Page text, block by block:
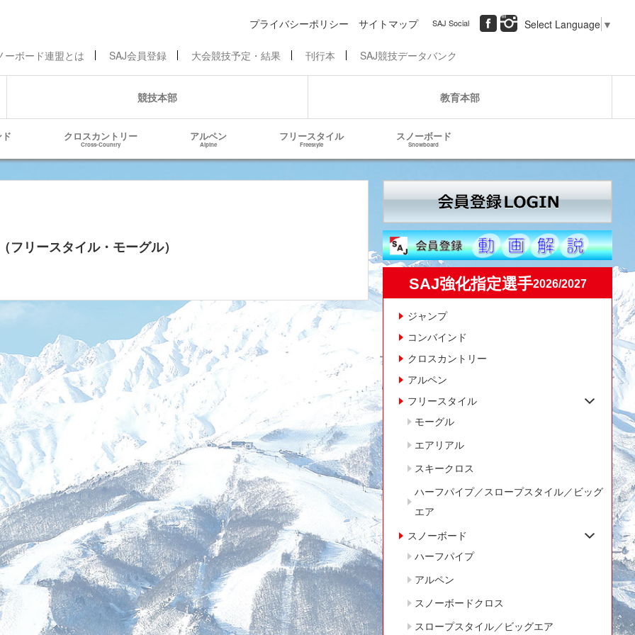
プライバシーポリシー サイトマップ SAJ Social Select Language ▼
ーボード連盟とは SAJ会員登録 大会競技予定・結果 刊行本 SAJ競技データバンク
競技本部 教育本部
クロスカントリー
Cross-Country
アルペン
Alpine
フリースタイル
Freestyle
スノーボード
Snowboard
フリースタイル・モーグル）
SAJ強化指定選手2026/2027
ジャンプ
コンバインド
クロスカントリー
アルペン
フリースタイル
モーグル
エアリアル
スキークロス
ハーフパイプ／スロープスタイル／ビッグ
エア
スノーボード
ハーフパイプ
アルペン
スノーボードクロス
スロープスタイル／ビッグエア